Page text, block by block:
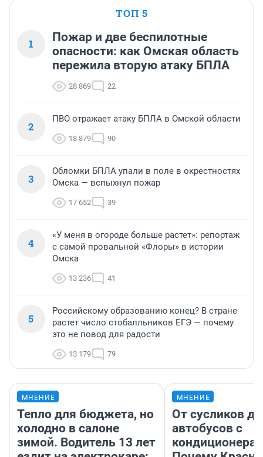
ТОП 5
1
Пожар и две беспилотные
опасности: как Омская область
пережила вторую атаку БПЛА
28 869 22
2
ПВО отражает атаку БПЛА в Омской области
18 879 90
3
Обломки БПЛА упали в поле в окрестностях
Омска — вспыхнул пожар
17 652 39
4
«У меня в огороде больше растет»: репортаж
с самой провальной «Флоры» в истории
Омска
13 236 41
5
Российскому образованию конец? В стране
растет число стобалльников ЕГЭ — почему
это не повод для радости
13 179 79
МНЕНИЕ
Тепло для бюджета, но
холодно в салоне
зимой. Водитель 13 лет
МНЕНИЕ
От сусликов до
автобусов с